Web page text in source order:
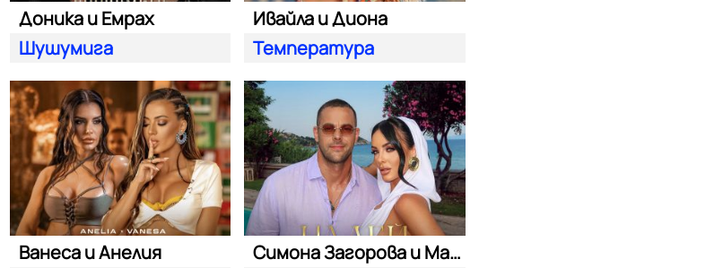
Доника и Емрах
Шушумига
Ивайла и Диона
Температура
Ванеса и Анелия
Симона Загорова и Мартин Светломиров